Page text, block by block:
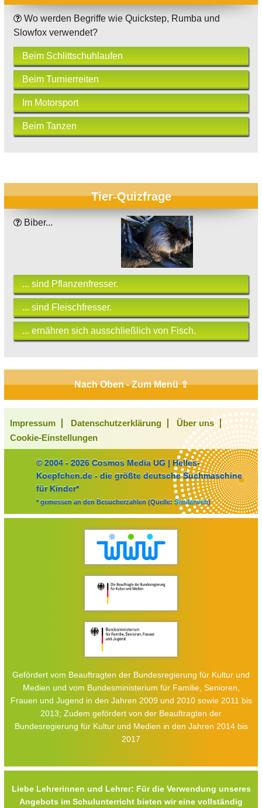
Wo werden Begriffe wie Quickstep, Rumba und
Slowfox verwendet?
Beim Schlittschuhlaufen
Beim Turnierreiten
Im Motorsport
Beim Tanzen
Tier-Quizfrage
Biber...
... sind Pflanzenfresser.
... sind Fleischfresser.
... ernähren sich ausschließlich von Fisch.
Nach Oben - Zum Menü ⇧
Impressum Datenschutzerklärung
Über uns
Cookie-Einstellungen
© 2004 - 2026 Cosmos Media UG | Helles-
Koepfchen.de - die größte deutsche Suchmaschine
für Kinder*
* gemessen an den Besucherzahlen (Quelle: Similarweb)
Gefördert vom Beauftragten der Bundesregierung für Kultur und
Medien und vom Bundesministerium für Familie, Senioren,
Frauen und Jugend in den Jahren 2009 und 2010 sowie 2011 bis
2013; Zudem gefördert von der Beauftragten der
Bundesregierung für Kultur und Medien in den Jahren 2014 bis
2017
Liebe Lehrerinnen und Lehrer: Für die Verwendung unseres
Angebots im Schulunterricht bieten wir eine vollständig